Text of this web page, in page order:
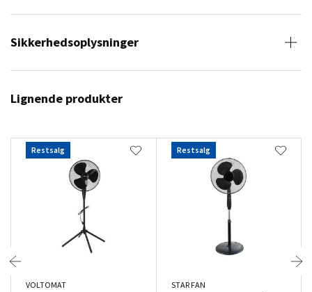
Sikkerhedsoplysninger
Lignende produkter
Restsalg
VOLTOMAT
Restsalg
STAR FAN